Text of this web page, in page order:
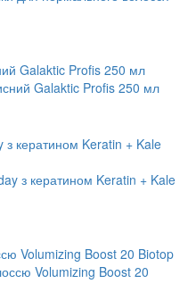
Galaktic Profis 250 мл
з кератином Keratin + Kale
Volumizing Boost 20 Biotop